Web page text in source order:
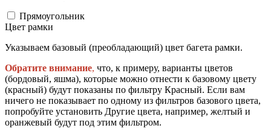
Прямоугольник
Цвет рамки
Указываем базовый (преобладающий) цвет багета рамки.
Обратите внимание, что, к примеру, варианты цветов
(бордовый, яшма), которые можно отнести к базовому цвету
(красный) будут показаны по фильтру Красный. Если вам
ничего не показывает по одному из фильтров базового цвета,
попробуйте установить Другие цвета, например, желтый и
оранжевый будут под этим фильтром.